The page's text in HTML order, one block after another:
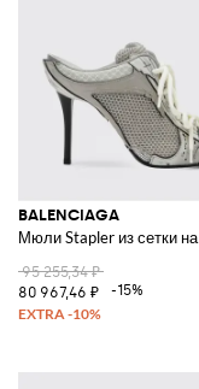
BALENCIAGA
Мюли Stapler из сетки
95 255,34 ₽
80 967,46 ₽
-15%